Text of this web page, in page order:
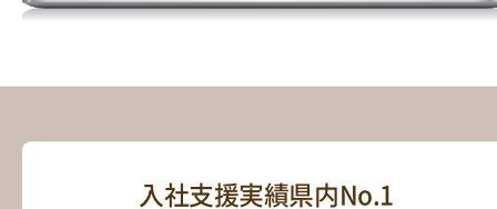
入社支援実績県内No.1